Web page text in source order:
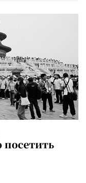
посетить